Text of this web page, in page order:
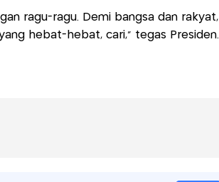
ragu-ragu. Demi bangsa dan rakyat,
hebat-hebat, cari,” tegas Presiden.